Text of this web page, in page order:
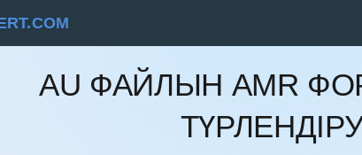
AU ФАЙЛЫН AMR